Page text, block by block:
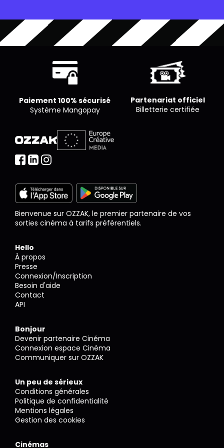
Paiement 100% sécurisé
Système Mangopay
Partenariat officiel
Billetterie certifiée
Bienvenue sur OZZAK, le premier partenaire de vos
sorties cinéma à tarifs préférentiels.
Hello
À propos
Presse
Connexion/Inscription
Besoin d'aide
Contact
API
Bonjour
Devenir partenaire Cinéma
Connexion espace Cinéma
Communiquer sur OZZAK
Un peu de sérieux
Conditions générales
Politique de confidentialité
Mentions légales
Gestion des cookies
Cinémas